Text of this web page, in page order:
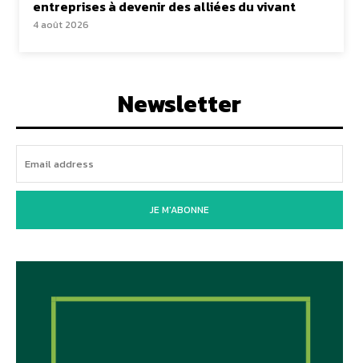
entreprises à devenir des alliées du vivant
4 août 2026
Newsletter
JE M'ABONNE